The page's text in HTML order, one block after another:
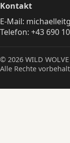
Kontakt
E-Mail:
Telefon: +43 690
© 2026 WILD
Alle Rechte